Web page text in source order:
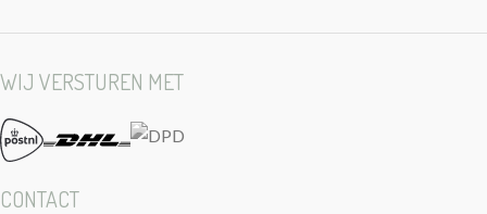
WIJ VERSTUREN MET
CONTACT